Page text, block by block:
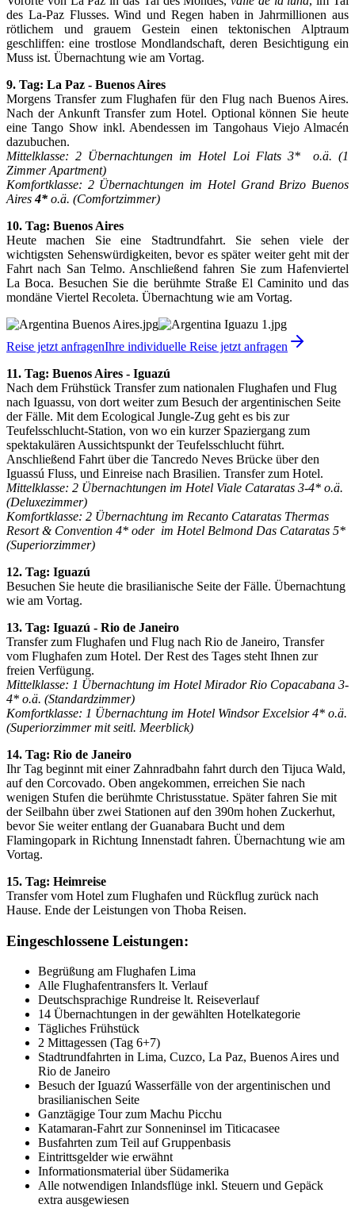
des La-Paz Flusses. Wind und Regen haben in Jahrmillionen aus
rötlichem und grauem Gestein einen tektonischen Alptraum
geschliffen: eine trostlose Mondlandschaft, deren Besichtigung ein
Muss ist. Übernachtung wie am Vortag.
9. Tag: La Paz - Buenos Aires
Morgens Transfer zum Flughafen für den Flug nach Buenos Aires.
Nach der Ankunft Transfer zum Hotel. Optional können Sie heute
eine Tango Show inkl. Abendessen im Tangohaus Viejo Almacén
dazubuchen.
Mittelklasse: 2 Übernachtungen im Hotel Loi Flats 3* o.ä. (1
Zimmer Apartment)
Komfortklasse: 2 Übernachtungen im Hotel Grand Brizo Buenos
Aires4* o.ä. (Comfortzimmer)
10. Tag: Buenos Aires
Heute machen Sie eine Stadtrundfahrt. Sie sehen viele der
wichtigsten Sehenswürdigkeiten, bevor es später weiter geht mit der
Fahrt nach San Telmo. Anschließend fahren Sie zum Hafenviertel
La Boca. Besuchen Sie die berühmte Straße El Caminito und das
mondäne Viertel Recoleta. Übernachtung wie am Vortag.
Reise jetzt anfragenIhre individuelle Reise jetzt anfragen
11. Tag: Buenos Aires - Iguazú
Nach dem Frühstück Transfer zum nationalen Flughafen und Flug
nach Iguassu, von dort weiter zum Besuch der argentinischen Seite
der Fälle. Mit dem Ecological Jungle-Zug geht es bis zur
Teufelsschlucht-Station, von wo ein kurzer Spaziergang zum
spektakulären Aussichtspunkt der Teufelsschlucht führt.
Anschließend Fahrt über die Tancredo Neves Brücke über den
Iguassú Fluss, und Einreise nach Brasilien. Transfer zum Hotel.
Mittelklasse: 2 Übernachtungen im Hotel Viale Cataratas 3-4* o.ä.
(Deluxezimmer)
Komfortklasse: 2 Übernachtung im Recanto Cataratas Thermas
Resort & Convention 4* oder im Hotel Belmond Das Cataratas 5*
(Superiorzimmer)
12. Tag: Iguazú
Besuchen Sie heute die brasilianische Seite der Fälle. Übernachtung
wie am Vortag.
13. Tag: Iguazú - Rio de Janeiro
Transfer zum Flughafen und Flug nach Rio de Janeiro, Transfer
vom Flughafen zum Hotel. Der Rest des Tages steht Ihnen zur
freien Verfügung.
Mittelklasse: 1 Übernachtung im Hotel Mirador Rio Copacabana 3-
4* o.ä. (Standardzimmer)
Komfortklasse: 1 Übernachtung im Hotel Windsor Excelsior 4* o.ä.
(Superiorzimmer mit seitl. Meerblick)
14. Tag: Rio de Janeiro
Ihr Tag beginnt mit einer Zahnradbahn fahrt durch den Tijuca Wald,
auf den Corcovado. Oben angekommen, erreichen Sie nach
wenigen Stufen die berühmte Christusstatue. Später fahren Sie mit
der Seilbahn über zwei Stationen auf den 390m hohen Zuckerhut,
bevor Sie weiter entlang der Guanabara Bucht und dem
Flamingopark in Richtung Innenstadt fahren. Übernachtung wie am
Vortag.
15. Tag: Heimreise
Transfer vom Hotel zum Flughafen und Rückflug zurück nach
Hause. Ende der Leistungen von Thoba Reisen.
Eingeschlossene Leistungen:
Begrüßung am Flughafen Lima
Alle Flughafentransfers lt. Verlauf
Deutschsprachige Rundreise lt. Reiseverlauf
14 Übernachtungen in der gewählten Hotelkategorie
Tägliches Frühstück
2 Mittagessen (Tag 6+7)
Stadtrundfahrten in Lima, Cuzco, La Paz, Buenos Aires und
Rio de Janeiro
Besuch der Iguazú Wasserfälle von der argentinischen und
brasilianischen Seite
Ganztägige Tour zum Machu Picchu
Katamaran-Fahrt zur Sonneninsel im Titicacasee
Busfahrten zum Teil auf Gruppenbasis
Eintrittsgelder wie erwähnt
Informationsmaterial über Südamerika
Alle notwendigen Inlandsflüge inkl. Steuern und Gepäck
extra ausgewiesen